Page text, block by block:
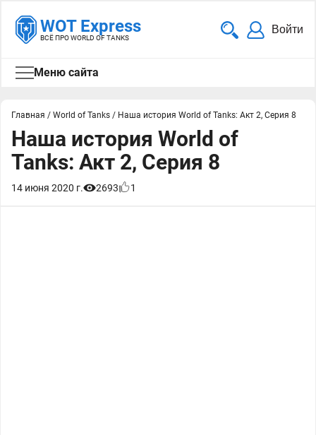
WOT Express
ВСЁ ПРО WORLD OF TANKS
Войти
Меню сайта
Главная / World of Tanks / Наша история World of Tanks: Акт 2, Серия 8
Наша история World of
Tanks: Акт 2, Серия 8
14 июня 2020 г. 2693 1